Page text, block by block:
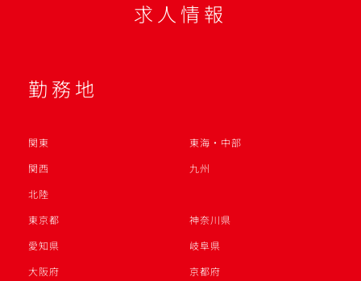
求人情報
勤務地
関東
東海・中部
関西
九州
北陸
東京都
神奈川県
愛知県
岐阜県
大阪府
京都府